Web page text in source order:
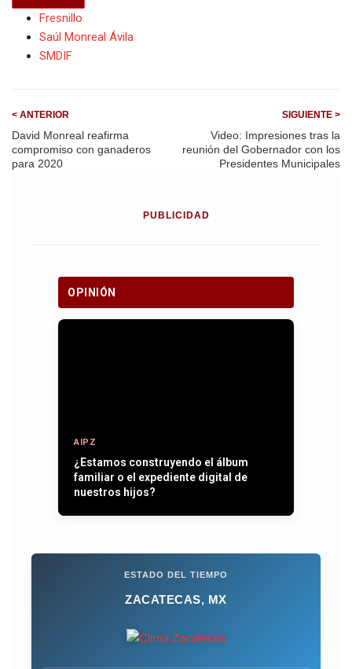
Fresnillo
Saúl Monreal Ávila
SMDIF
< ANTERIOR
David Monreal reafirma
compromiso con ganaderos
para 2020
SIGUIENTE >
Video: Impresiones tras la
reunión del Gobernador con los
Presidentes Municipales
PUBLICIDAD
OPINIÓN
AIPZ
¿Estamos construyendo el álbum
familiar o el expediente digital de
nuestros hijos?
ESTADO DEL TIEMPO
ZACATECAS, MX